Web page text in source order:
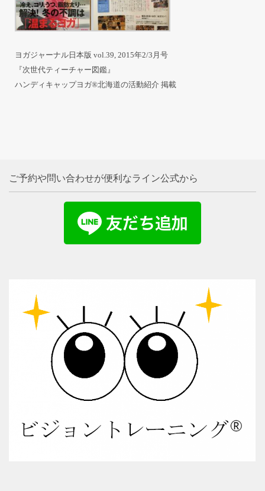
ヨガジャーナル日本版 vol.39, 2015年2/3月号
『次世代ティーチャー図鑑』
ハンディキャップヨガ®北海道の活動紹介 掲載
ご予約や問い合わせが便利なライン公式から